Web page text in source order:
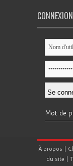
CONNEXION
Mot de
À propos |
du site |